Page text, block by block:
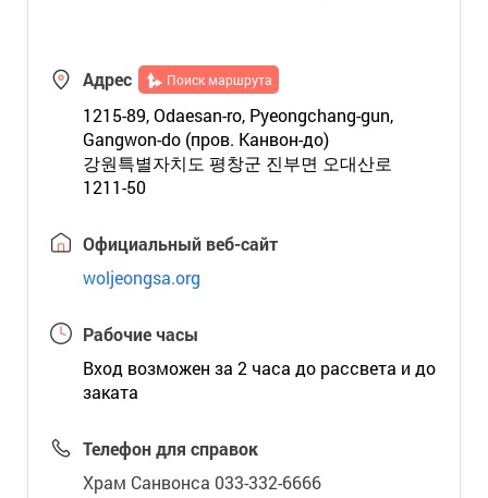
Адрес Поиск маршрута
1215-89, Odaesan-ro, Pyeongchang-gun,
Gangwon-do (пров. Канвон-до)
강원특별자치도 평창군 진부면 오대산로
1211-50
Официальный веб-сайт
woljeongsa.org
Рабочие часы
Вход возможен за 2 часа до рассвета и до
заката
Телефон для справок
Храм Санвонса 033-332-6666